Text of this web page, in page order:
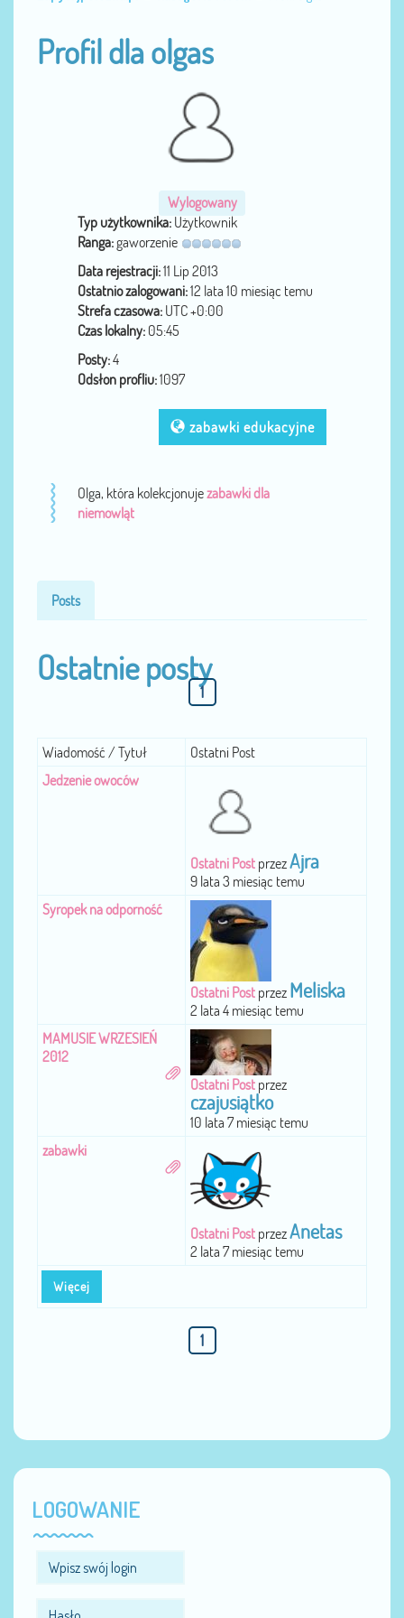
Profil dla olgas
Wylogowany
Typ użytkownika: Użytkownik
Ranga:gaworzenie
Data rejestracji:11 Lip 2013
Ostatnio zalogowani:12 lata 10 miesiąc temu
Strefa czasowa: UTC +0:00
Czas lokalny: 05:45
Posty:4
Odsłon profliu:1097
zabawki edukacyjne
Olga, która kolekcjonujezabawki dla
niemowląt
Posts
Ostatnie posty
1
Wiadomość / Tytuł Ostatni Post
Więcej
Jedzenie owoców
Ostatni Post przezAjra
9 lata 3 miesiąc temu
Syropek na odporność
Ostatni Post przez Meliska
2 lata 4 miesiąc temu
MAMUSIE WRZESIEŃ
2012
Ostatni Post przez
czajusiątko
10 lata 7 miesiąc temu
zabawki
Ostatni Post przezAnetas
2 lata 7 miesiąc temu
1
LOGOWANIE